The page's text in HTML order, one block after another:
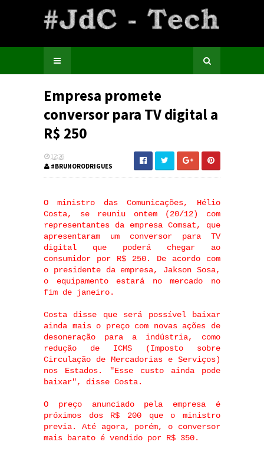
Empresa promete
conversor para TV digital a
R$ 250
12:26
#BRUNORODRIGUES
O ministro das Comunicações, Hélio
Costa, se reuniu ontem (20/12) com
representantes da empresa Comsat, que
apresentaram um conversor para TV
digital que poderá chegar ao
consumidor por R$ 250. De acordo com
o presidente da empresa, Jakson Sosa,
o equipamento estará no mercado no
fim de janeiro.
Costa disse que será possível baixar
ainda mais o preço com novas ações de
desoneração para a indústria, como
redução de ICMS (Imposto sobre
Circulação de Mercadorias e Serviços)
nos Estados. "Esse custo ainda pode
baixar", disse Costa.
O preço anunciado pela empresa é
próximos dos R$ 200 que o ministro
previa. Até agora, porém, o conversor
mais barato é vendido por R$ 350.